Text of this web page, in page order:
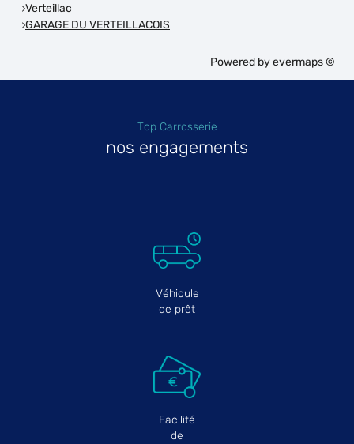
Verteillac
GARAGE DU VERTEILLACOIS
Powered byevermaps ©
Top Carrosserie
nos engagements
Véhicule
de prêt
Facilité
de